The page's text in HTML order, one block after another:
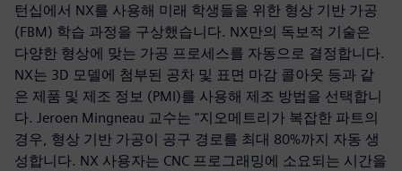
턴십에서 NX를 사용해 미래 학생들을 위한 형상 기반 가공
(FBM) 학습 과정을 구상했습니다. NX만의 독보적 기술은
다양한 형상에 맞는 가공 프로세스를 자동으로 결정합니다.
NX는 3D 모델에 첨부된 공차 및 표면 마감 콜아웃 등과 같
은 제품 및 제조 정보 (PMI)를 사용해 제조 방법을 선택합니
다. Jeroen Mingneau 교수는 "지오메트리가 복잡한 파트의
경우, 형상 기반 가공이 공구 경로를 최대 80%까지 자동 생
성합니다. NX 사용자는 CNC 프로그래밍에 소요되는 시간을